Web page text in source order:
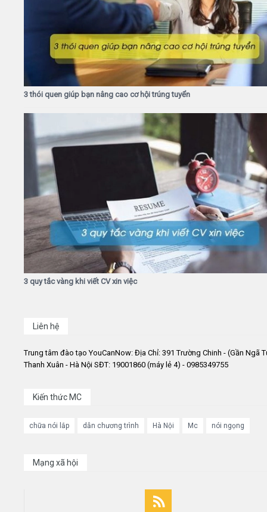
3 thói quen giúp bạn nâng cao cơ hội trúng tuyển
3 quy tắc vàng khi viết CV xin việc
Liên hệ
Trung tâm đào tạo YouCanNow: Địa Chỉ: 391 Trường Chinh - (Gần Ngã
Thanh Xuân - Hà Nội SĐT: 19001860 (máy lẻ 4) - 0985349755
Kiến thức MC
chữa nói lắp dẫn chương trình Hà Nội Mc nói ngọng
Mạng xã hội